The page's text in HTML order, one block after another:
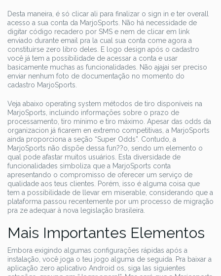
Desta maneira, é só clicar ali para finalizar o sign in e ter overall
acesso a sua conta da MarjoSports. Não há necessidade de
digitar código recadero por SMS e nem de clicar em link
enviado durante email pra la cual sua conta come agora a
constituirse zero libro deles. E logo design após o cadastro
você já tem a possibilidade de acessar a conta e usar
basicamente muchas as funcionalidades. Não ajajai ser preciso
enviar nenhum foto de documentação no momento do
cadastro MarjoSports.
Veja abaixo operating system métodos de tiro disponíveis na
MarjoSports, incluindo informações sobre o prazo de
processamento, tiro mínimo e tiro máximo. Apesar das odds da
organizacion já ficarem en extremo competitivas, a MarjoSports
ainda proporciona a seção “Super Odds”. Contudo, a
MarjoSports não dispõe dessa fun??o, sendo um elemento o
qual pode afastar muitos usuários. Esta diversidade de
funcionalidades simboliza que a MarjoSports conta
apresentando o compromisso de oferecer um serviço de
qualidade aos teus clientes. Porém, isso é alguma coisa que
tem a possibilidade de llevar em miserable, considerando que a
plataforma passou recentemente por um processo de migração
pra ze adequar à nova legislação brasileira.
Mais Importantes Elementos
Embora exigindo algumas configurações rápidas após a
instalação, você joga o teu jogo alguma de seguida. Pra baixar a
aplicação zero aplicativo Android os, siga las siguientes